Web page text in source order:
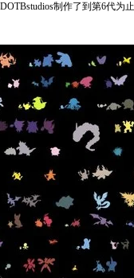
制作了到第6代